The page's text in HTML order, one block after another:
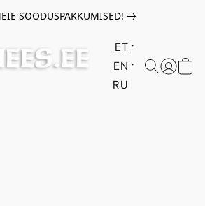
SOODUSPAKKUMISED!
ET
EN
RU